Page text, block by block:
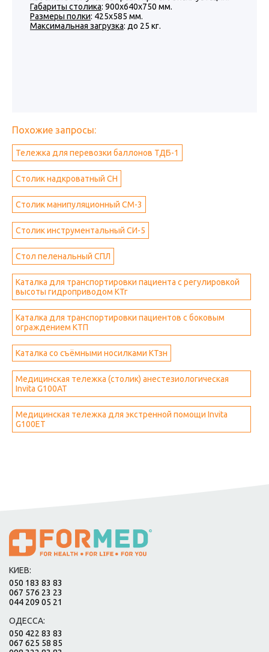
Габариты столика: 900х640х750 мм.
Размеры полки: 425х585 мм.
Максимальная загрузка: до 25 кг.
Похожие запросы:
Тележка для перевозки баллонов ТДБ-1
Столик надкроватный СН
Столик манипуляционный СМ-3
Столик инструментальный СИ-5
Стол пеленальный СПЛ
Каталка для транспортировки пациента с регулировкой
высоты гидроприводом КТг
Каталка для транспортировки пациентов с боковым
ограждением КТП
Каталка со съёмными носилками КТзн
Медицинская тележка (столик) анестезиологическая
Invita G100AT
Медицинская тележка для экстренной помощи Invita
G100ET
КИЕВ:
050 183 83 83
067 576 23 23
044 209 05 21
ОДЕССА:
050 422 83 83
067 625 58 85